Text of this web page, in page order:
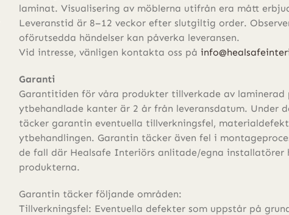
laminat. Visualisering av möblerna utifrån era mått
Leveranstid är 8–12 veckor efter slutgiltig order.
oförutsedda händelser kan påverka leveransen.
Vid intresse, vänligen kontakta oss på
Garanti
Garantitiden för våra produkter tillverkade av laminerad
ytbehandlade kanter är 2 år från leveransdatum. Under
täcker garantin eventuella tillverkningsfel,
ytbehandlingen. Garantin täcker även fel i
de fall där Healsafe Interiörs anlitade/egna installatörer
produkterna.
Garantin täcker följande områden:
Tillverkningsfel: Eventuella defekter som uppstår på